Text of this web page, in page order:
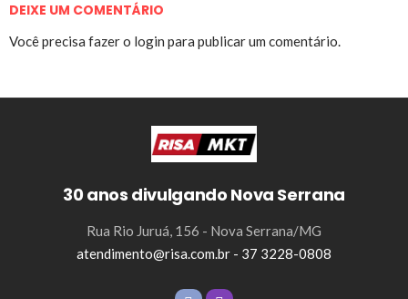
DEIXE UM COMENTÁRIO
Você precisa fazer o login para publicar um comentário.
30 anos divulgando Nova Serrana
Rua Rio Juruá, 156 - Nova Serrana/MG
atendimento@risa.com.br - 37 3228-0808